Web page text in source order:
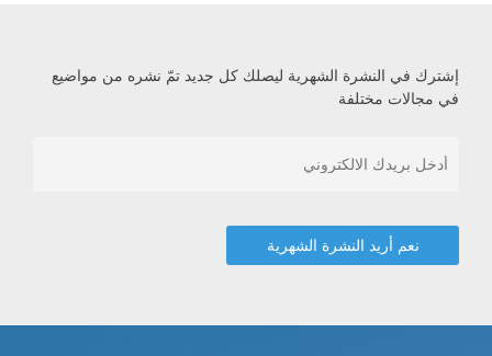
إشترك في النشرة الشهرية ليصلك كل جديد تمّ نشره من مواضيع
في مجالات مختلفة